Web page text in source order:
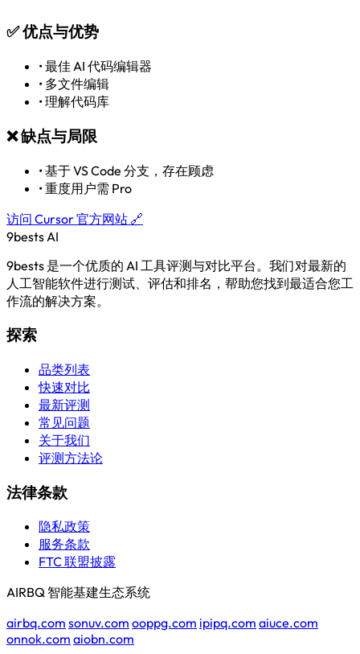
✅优点与优势
•最佳 AI 代码编辑器
• 多文件编辑
•理解代码库
❌缺点与局限
•基于 VS Code 分支，存在顾虑
•重度用户需 Pro
访问 Cursor 官方网站 🔗
9bests AI
9bests 是一个优质的 AI 工具评测与对比平台。我们对最新的
人工智能软件进行测试、评估和排名，帮助您找到最适合您工
作流的解决方案。
探索
品类列表
快速对比
最新评测
常见问题
关于我们
评测方法论
法律条款
隐私政策
服务条款
FTC 联盟披露
AIRBQ 智能基建生态系统
airbq.com sonuv.com ooppg.com ipipq.com aiuce.com
onnok.com aiobn.com